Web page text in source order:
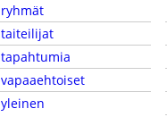
ryhmät
taiteilijat
tapahtumia
vapaaehtoiset
yleinen